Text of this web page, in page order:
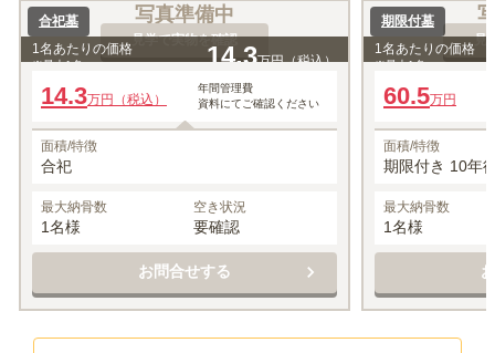
写真準備中
見学で実物を確認
合祀墓
1名あたりの価格
※最大1名 14.3万円（税込）
14.3万円（税込）
年間管理費
資料にてご確認ください
面積/特徴
合祀
最大納骨数
1名様
空き状況
要確認
お問合せする
見
期限付墓
1名あたりの価格
※最大1名
60.5万円
面積/特徴
期限付き 10年
最大納骨数
1名様